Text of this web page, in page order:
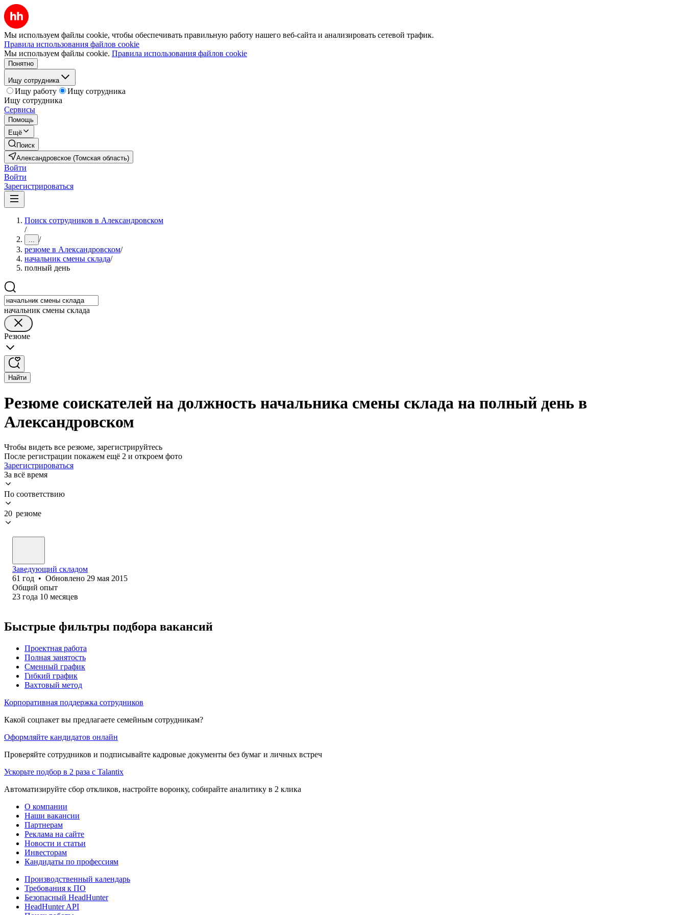
Мы используем файлы cookie, чтобы обеспечивать правильную работу нашего веб-сайта и анализировать сетевой трафик.
Правила использования файлов cookie
Мы используем файлы cookie. Правила использования файлов cookie
Понятно
Ищу сотрудника
Ищу работу
Ищу сотрудника
Ищу сотрудника
Сервисы
Помощь
Ещё
Поиск
Александровское (Томская область)
Войти
Войти
Зарегистрироваться
Поиск сотрудников в Александровском
/
... /
резюме в Александровском/
начальник смены склада/
полный день
начальник смены склада
Резюме
Найти
Резюме соискателей на должность начальника смены склада на полный день в
Александровском
Чтобы видеть все резюме, зарегистрируйтесь
После регистрации покажем ещё 2 и откроем фото
Зарегистрироваться
За всё время
По соответствию
20 резюме
Заведующий складом
61 год • Обновлено 29 мая 2015
Общий опыт
23 года 10 месяцев
Быстрые фильтры подбора вакансий
Проектная работа
Полная занятость
Сменный график
Гибкий график
Вахтовый метод
Корпоративная поддержка сотрудников
Какой соцпакет вы предлагаете семейным сотрудникам?
Оформляйте кандидатов онлайн
Проверяйте сотрудников и подписывайте кадровые документы без бумаг и личных встреч
Ускорьте подбор в 2 раза с Talantix
Автоматизируйте сбор откликов, настройте воронку, собирайте аналитику в 2 клика
О компании
Наши вакансии
Партнерам
Реклама на сайте
Новости и статьи
Инвесторам
Кандидаты по профессиям
Производственный календарь
Требования к ПО
Безопасный HeadHunter
HeadHunter API